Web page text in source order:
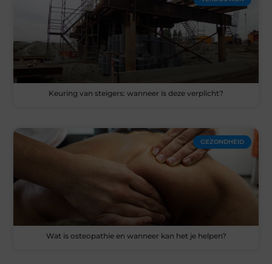
Keuring van steigers: wanneer is deze verplicht?
GEZONDHEID
Wat is osteopathie en wanneer kan het je helpen?